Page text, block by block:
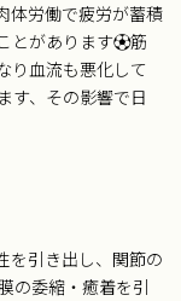
体労働で疲労が蓄積
とがあります⚽️筋
り血流も悪化して
す、その影響で日
を引き出し、関節の
の委縮・癒着を引